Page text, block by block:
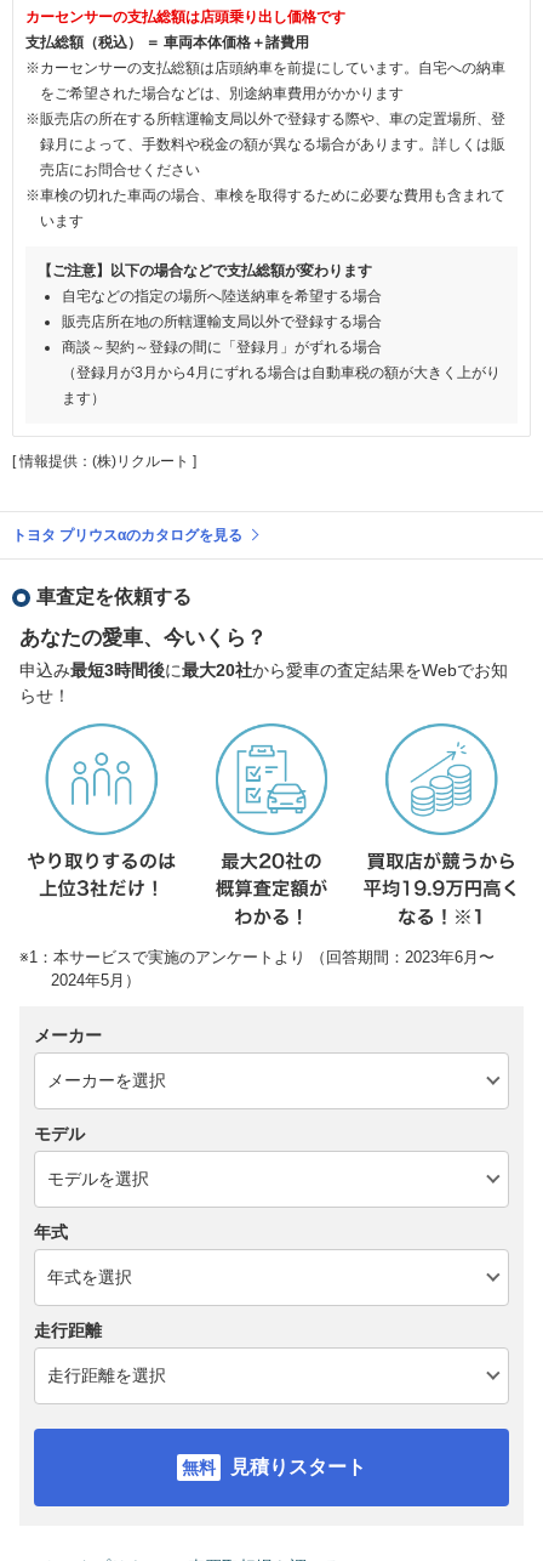
カーセンサーの支払総額は店頭乗り出し価格です
支払総額（税込） ＝ 車両本体価格＋諸費用
※カーセンサーの支払総額は店頭納車を前提にしています。自宅への納車
をご希望された場合などは、別途納車費用がかかります
※販売店の所在する所轄運輸支局以外で登録する際や、車の定置場所、登
録月によって、手数料や税金の額が異なる場合があります。詳しくは販
売店にお問合せください
※車検の切れた車両の場合、車検を取得するために必要な費用も含まれて
います
【ご注意】以下の場合などで支払総額が変わります
自宅などの指定の場所へ陸送納車を希望する場合
販売店所在地の所轄運輸支局以外で登録する場合
商談～契約～登録の間に「登録月」がずれる場合
（登録月が3月から4月にずれる場合は自動車税の額が大きく上がり
ます）
[ 情報提供：(株)リクルート ]
トヨタ プリウスαのカタログを見る
車査定を依頼する
あなたの愛車、今いくら？
申込み最短3時間後に最大20社から愛車の査定結果をWebでお知
らせ！
※1：本サービスで実施のアンケートより （回答期間：2023年6月〜
2024年5月）
メーカー
モデル
年式
走行距離
見積りスタート